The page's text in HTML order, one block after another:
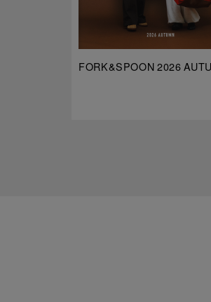
FORK&SPOON 2026